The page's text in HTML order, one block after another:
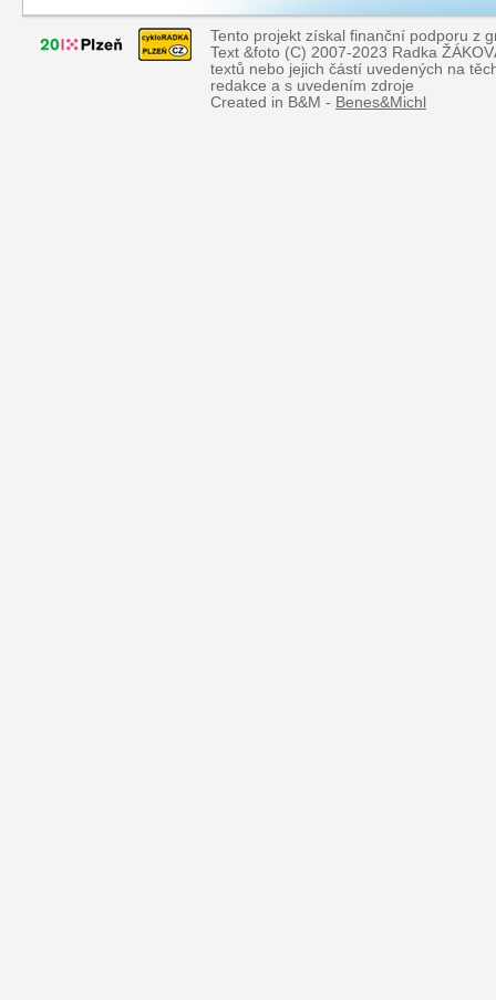
Tento projekt získal finanční podporu z
Text &foto (C) 2007-2023 Radka
textů nebo jejich částí uvedených na
redakce a s uvedením zdroje
Created in B&M - Benes&Michl